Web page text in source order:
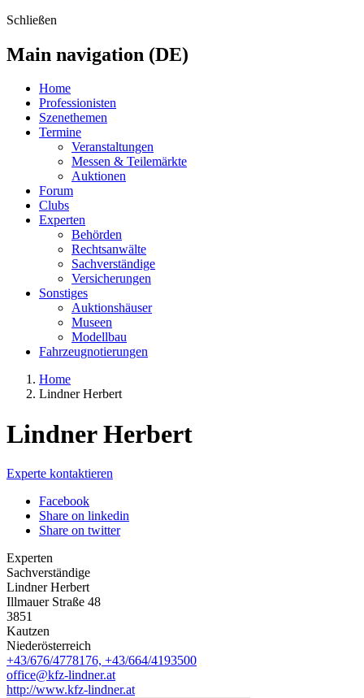
Schließen
Main navigation (DE)
Home
Professionisten
Szenethemen
Termine
Veranstaltungen
Messen & Teilemärkte
Auktionen
Forum
Clubs
Experten
Behörden
Rechtsanwälte
Sachverständige
Versicherungen
Sonstiges
Auktionshäuser
Museen
Modellbau
Fahrzeugnotierungen
Home
Lindner Herbert
Lindner Herbert
Experte kontaktieren
Facebook
Share on linkedin
Share on twitter
Experten
Sachverständige
Lindner Herbert
Illmauer Straße 48
3851
Kautzen
Niederösterreich
+43/676/4778176, +43/664/4193500
office@kfz-lindner.at
http://www.kfz-lindner.at